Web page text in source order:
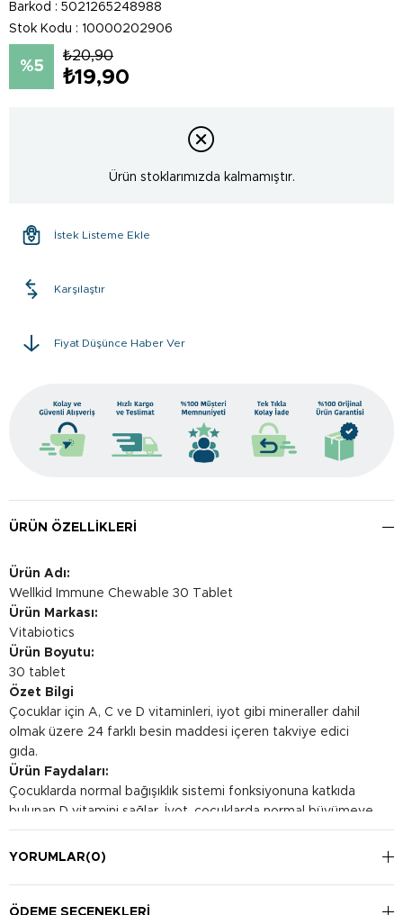
Barkod : 5021265248988
Stok Kodu
10000202906
5
₺20,90
₺19,90
Ürün stoklarımızda kalmamıştır.
İstek Listeme Ekle
Karşılaştır
Fiyat Düşünce Haber Ver
ÜRÜN ÖZELLIKLERI
Ürün Adı:
Wellkid Immune Chewable 30 Tablet
Ürün Markası:
Vitabiotics
Ürün Boyutu:
30 tablet
Özet Bilgi
Çocuklar için A, C ve D vitaminleri, iyot gibi mineraller dahil
olmak üzere 24 farklı besin maddesi içeren takviye edici
gıda.
Ürün Faydaları:
Çocuklarda normal bağışıklık sistemi fonksiyonuna katkıda
bulunan D vitamini sağlar. İyot, çocuklarda normal büyümeye
katkıda bulunur.
Kullanım Şekli:
YORUMLAR(0)
ÖDEME SEÇENEKLERI